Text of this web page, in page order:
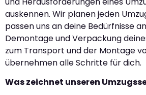
auskennen. Wir planen jeden
passen uns an deine Bedürfnisse
Demontage und Verpackung
zum Transport und der Montage
übernehmen alle Schritte für dich.
Was zeichnet unseren